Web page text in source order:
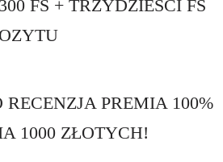
FS + TRZYDZIEŚCI FS
PREMIA 100%
1000 ZŁOTYCH!